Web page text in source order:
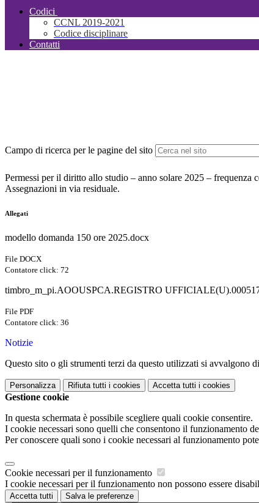
Codici
CCNL 2019-2021
Codice disciplinare
Contatti
Campo di ricerca per le pagine del sito
Permessi per il diritto allo studio – anno solare 2025 – frequenza
Assegnazioni in via residuale.
Allegati
modello domanda 150 ore 2025.docx
File DOCX
Contatore click: 72
timbro_m_pi.AOOUSPCA.REGISTRO
File PDF
Contatore click: 36
Notizie
Questo sito o gli strumenti terzi da questo utilizzati si avvalgono
Personalizza Rifiuta tutti i cookies Accetta tutti i cookies
Gestione cookie
In questa schermata è possibile scegliere quali cookie consentire.
I cookie necessari sono quelli che consentono il funzionamento
Per conoscere quali sono i cookie necessari al funzionamento
Cookie necessari per il funzionamento
I cookie necessari per il funzionamento non possono essere
Accetta tutti Salva le preferenze